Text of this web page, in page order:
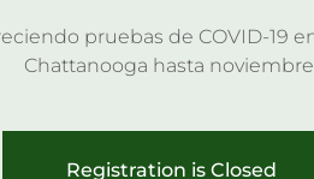
pruebas de COVID-19
Chattanooga hasta
Registration is Closed